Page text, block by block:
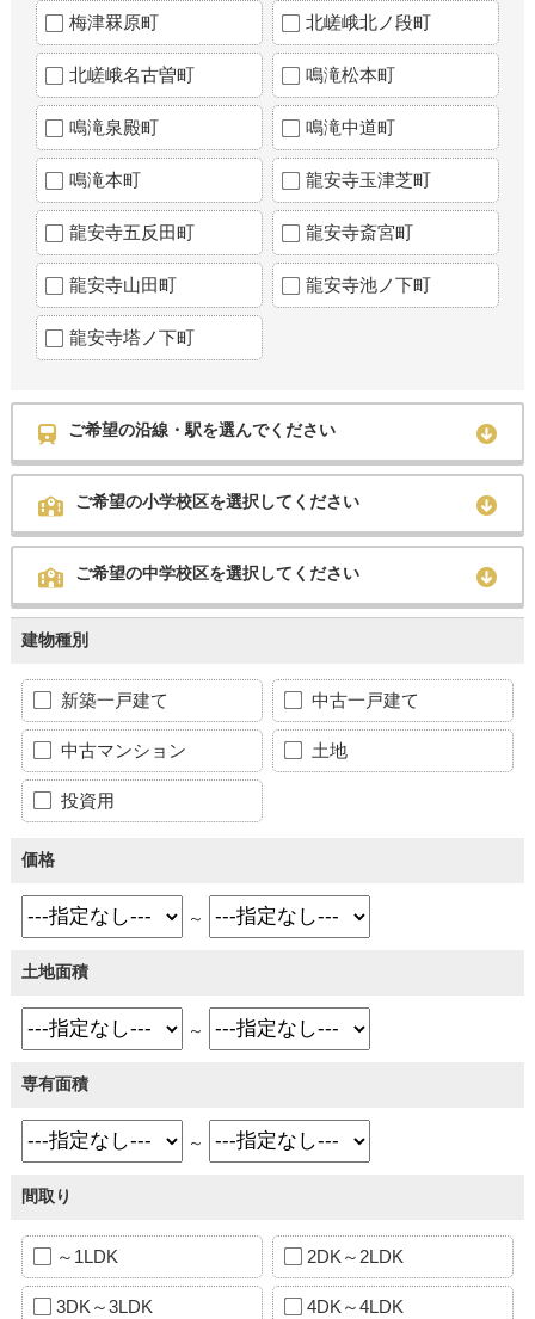
梅津罧原町 北嵯峨北ノ段町
北嵯峨名古曽町 鳴滝松本町
鳴滝泉殿町 鳴滝中道町
鳴滝本町 龍安寺玉津芝町
龍安寺五反田町 龍安寺斎宮町
龍安寺山田町 龍安寺池ノ下町
龍安寺塔ノ下町
ご希望の沿線・駅を選んでください
ご希望の小学校区を選択してください
ご希望の中学校区を選択してください
建物種別
新築一戸建て 中古一戸建て
中古マンション 土地
投資用
価格
～
土地面積
～
専有面積
～
間取り
～1LDK 2DK～2LDK
3DK～3LDK 4DK～4LDK